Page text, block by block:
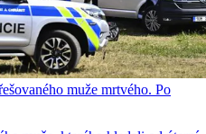
muže mrtvého. Po